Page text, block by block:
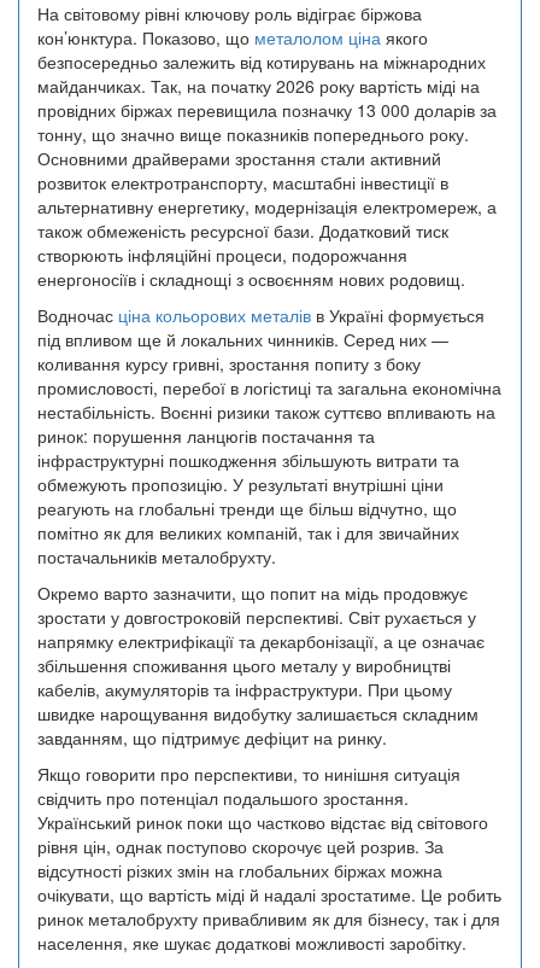
На світовому рівні ключову роль відіграє біржова
кон’юнктура. Показово, що металолом ціна якого
безпосередньо залежить від котирувань на міжнародних
майданчиках. Так, на початку 2026 року вартість міді на
провідних біржах перевищила позначку 13 000 доларів за
тонну, що значно вище показників попереднього року.
Основними драйверами зростання стали активний
розвиток електротранспорту, масштабні інвестиції в
альтернативну енергетику, модернізація електромереж, а
також обмеженість ресурсної бази. Додатковий тиск
створюють інфляційні процеси, подорожчання
енергоносіїв і складнощі з освоєнням нових родовищ.
Водночас ціна кольорових металів в Україні формується
під впливом ще й локальних чинників. Серед них —
коливання курсу гривні, зростання попиту з боку
промисловості, перебої в логістиці та загальна економічна
нестабільність. Воєнні ризики також суттєво впливають на
ринок: порушення ланцюгів постачання та
інфраструктурні пошкодження збільшують витрати та
обмежують пропозицію. У результаті внутрішні ціни
реагують на глобальні тренди ще більш відчутно, що
помітно як для великих компаній, так і для звичайних
постачальників металобрухту.
Окремо варто зазначити, що попит на мідь продовжує
зростати у довгостроковій перспективі. Світ рухається у
напрямку електрифікації та декарбонізації, а це означає
збільшення споживання цього металу у виробництві
кабелів, акумуляторів та інфраструктури. При цьому
швидке нарощування видобутку залишається складним
завданням, що підтримує дефіцит на ринку.
Якщо говорити про перспективи, то нинішня ситуація
свідчить про потенціал подальшого зростання.
Український ринок поки що частково відстає від світового
рівня цін, однак поступово скорочує цей розрив. За
відсутності різких змін на глобальних біржах можна
очікувати, що вартість міді й надалі зростатиме. Це робить
ринок металобрухту привабливим як для бізнесу, так і для
населення, яке шукає додаткові можливості заробітку.